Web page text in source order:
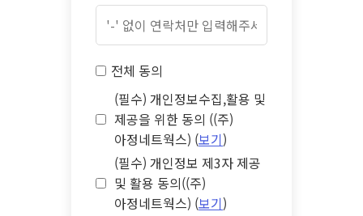
전체 동의
(필수) 개인정보수집,활용 및
제공을 위한 동의 ((주)
아정네트웍스) (보기)
(필수) 개인정보 제3자 제공
및 활용 동의((주)
아정네트웍스) (보기)